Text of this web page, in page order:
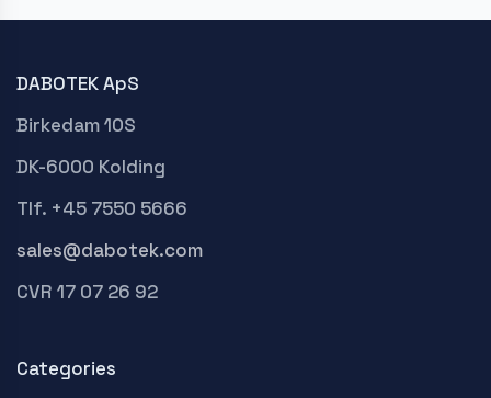
DABOTEK ApS
Birkedam 10S
DK-6000 Kolding
Tlf. +45 7550 5666
sales@dabotek.com
CVR 17 07 26 92
Categories